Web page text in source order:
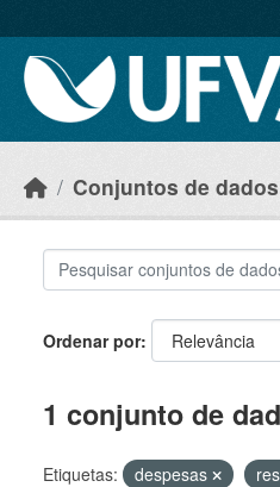
Conjuntos de dados
Ordenar por
1 conjunto de
Etiquetas: despesas